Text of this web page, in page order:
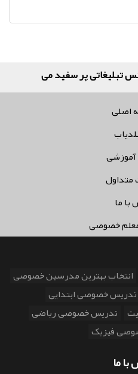
تبلیغاتی پر سفید می‌باشد
اصلی
متداول
با ما
خصوصی
انتخاب بهترین مدرسین خصوصی
تدریس خصوصی ابتدایی
تدریس خصوصی ریاضی
فیزیک
ما